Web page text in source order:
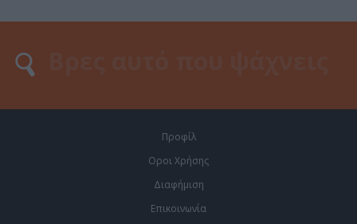
Προφίλ
Οροι Χρήσης
Διαφήμιση
Επικοινωνία